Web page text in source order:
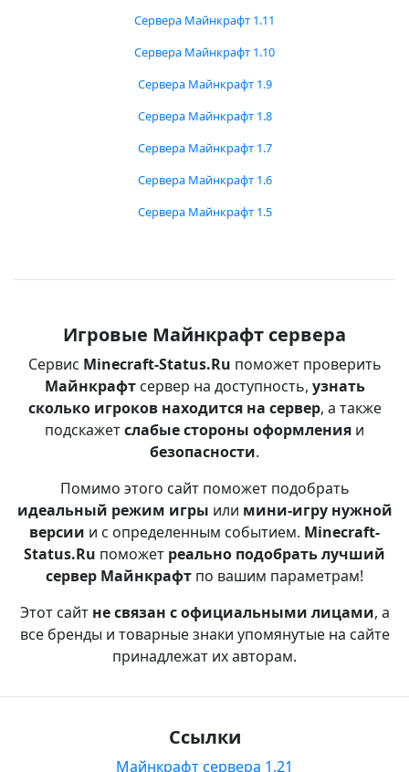
Сервера Майнкрафт 1.11
Сервера Майнкрафт 1.10
Сервера Майнкрафт 1.9
Сервера Майнкрафт 1.8
Сервера Майнкрафт 1.7
Сервера Майнкрафт 1.6
Сервера Майнкрафт 1.5
Игровые Майнкрафт сервера
Сервис Minecraft-Status.Ru поможет проверить
Майнкрафтсервер на доступность, узнать
сколько игроков находится на сервер, а также
подскажетслабые стороны оформления и
безопасности.
Помимо этого сайт поможет подобрать
идеальный режим игры или мини-игру нужной
версии и с определенным событием. Minecraft-
Status.Ru поможет реально подобрать лучший
сервер Майнкрафт по вашим параметрам!
Этот сайт не связан с официальными лицами, а
все бренды и товарные знаки упомянутые на сайте
принадлежат их авторам.
Ссылки
Майнкрафт сервера 1.21